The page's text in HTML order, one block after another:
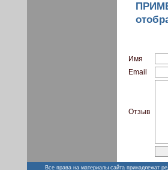
Имя
Email
Отзыв
Все права на материалы сайта принадлежат